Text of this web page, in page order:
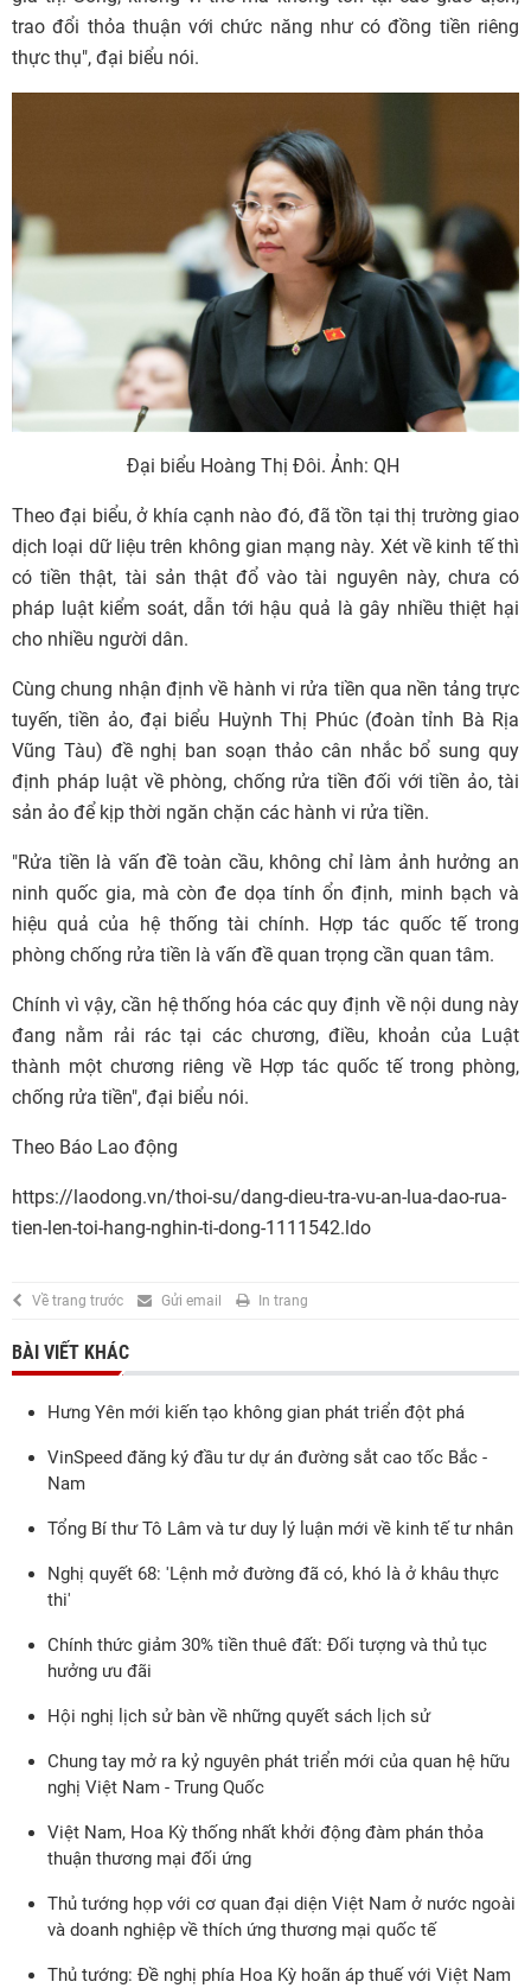
trao đổi thỏa thuận với chức năng như có đồng tiền riêng
thực thụ", đại biểu nói.
Đại biểu Hoàng Thị Đôi. Ảnh: QH
Theo đại biểu, ở khía cạnh nào đó, đã tồn tại thị trường giao
dịch loại dữ liệu trên không gian mạng này. Xét về kinh tế thì
có tiền thật, tài sản thật đổ vào tài nguyên này, chưa có
pháp luật kiểm soát, dẫn tới hậu quả là gây nhiều thiệt hại
cho nhiều người dân.
Cùng chung nhận định về hành vi rửa tiền qua nền tảng trực
tuyến, tiền ảo, đại biểu Huỳnh Thị Phúc (đoàn tỉnh Bà Rịa
Vũng Tàu) đề nghị ban soạn thảo cân nhắc bổ sung quy
định pháp luật về phòng, chống rửa tiền đối với tiền ảo, tài
sản ảo để kịp thời ngăn chặn các hành vi rửa tiền.
"Rửa tiền là vấn đề toàn cầu, không chỉ làm ảnh hưởng an
ninh quốc gia, mà còn đe dọa tính ổn định, minh bạch và
hiệu quả của hệ thống tài chính. Hợp tác quốc tế trong
phòng chống rửa tiền là vấn đề quan trọng cần quan tâm.
Chính vì vậy, cần hệ thống hóa các quy định về nội dung này
đang nằm rải rác tại các chương, điều, khoản của Luật
thành một chương riêng về Hợp tác quốc tế trong phòng,
chống rửa tiền", đại biểu nói.
Theo Báo Lao động
https://laodong.vn/thoi-su/dang-dieu-tra-vu-an-lua-dao-rua-
tien-len-toi-hang-nghin-ti-dong-1111542.ldo
Về trang trước Gửi email In trang
BÀI VIẾT KHÁC
Hưng Yên mới kiến tạo không gian phát triển đột phá
VinSpeed đăng ký đầu tư dự án đường sắt cao tốc Bắc -
Nam
Tổng Bí thư Tô Lâm và tư duy lý luận mới về kinh tế tư nhân
Nghị quyết 68: 'Lệnh mở đường đã có, khó là ở khâu thực
thi'
Chính thức giảm 30% tiền thuê đất: Đối tượng và thủ tục
hưởng ưu đãi
Hội nghị lịch sử bàn về những quyết sách lịch sử
Chung tay mở ra kỷ nguyên phát triển mới của quan hệ hữu
nghị Việt Nam - Trung Quốc
Việt Nam, Hoa Kỳ thống nhất khởi động đàm phán thỏa
thuận thương mại đối ứng
Thủ tướng họp với cơ quan đại diện Việt Nam ở nước ngoài
và doanh nghiệp về thích ứng thương mại quốc tế
Thủ tướng: Đề nghị phía Hoa Kỳ hoãn áp thuế với Việt Nam